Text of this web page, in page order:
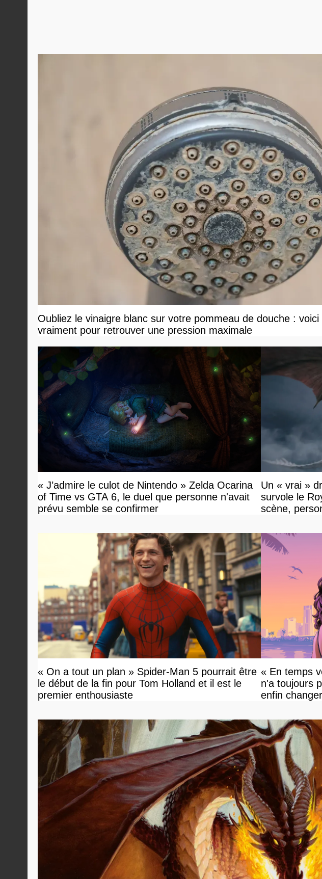
Oubliez le vinaigre blanc sur votre pommeau de douche :
vraiment pour retrouver une pression maximale
« J’admire le culot de Nintendo » Zelda Ocarina
of Time vs GTA 6, le duel que personne n'avait
prévu semble se confirmer
Un « vrai »
survole le
scène,
« On a tout un plan » Spider-Man 5 pourrait être
le début de la fin pour Tom Holland et il est le
premier enthousiaste
« En temps
n'a toujours
enfin changer